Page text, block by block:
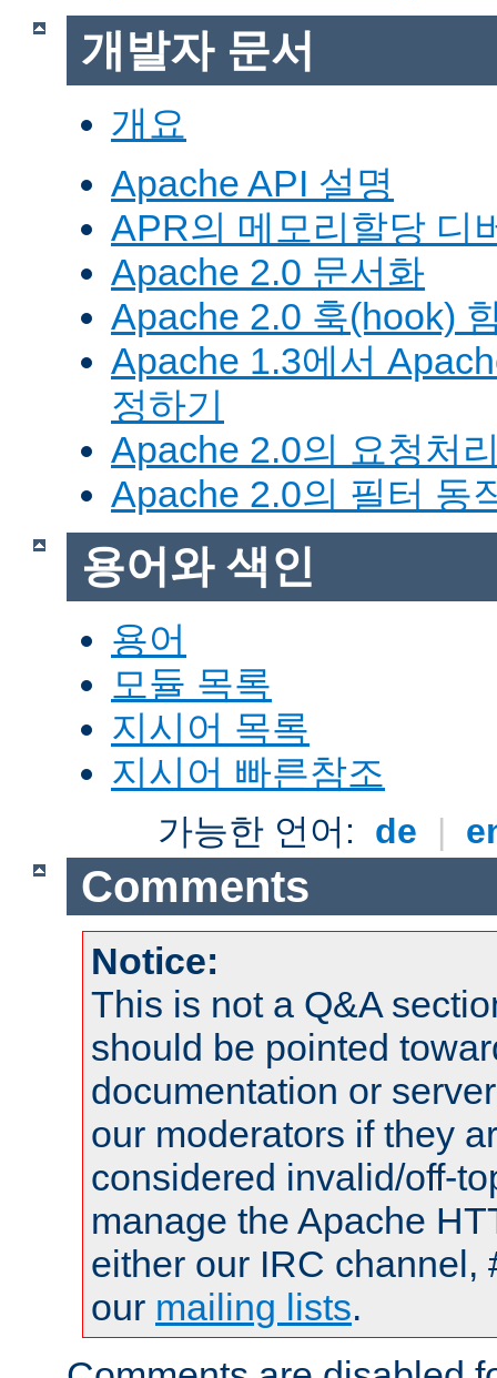
개발자 문서
개요
Apache API 설명
APR의 메모리할당 디
Apache 2.0 문서화
Apache 2.0 훅(hook)
Apache 1.3에서
정하기
Apache 2.0의 요청처
Apache 2.0의 필터 동
용어와 색인
용어
모듈 목록
지시어 목록
지시어 빠른참조
가능한 언어: de |
Comments
Notice:
This is not a Q&A
should be pointed
documentation or
our moderators if they
considered invalid/off-
manage the Apache
either our IRC channel,
our mailing lists.